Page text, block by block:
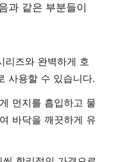
과 같은 부분들이
리즈와 완벽하게 호
사용할 수 있습니다.
먼지를 흡입하고 물
바닥을 깨끗하게 유